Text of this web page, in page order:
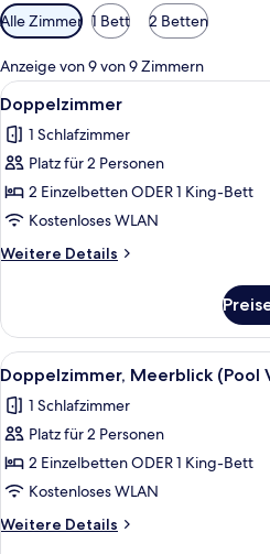
Verfügbare
Filter
für
Zimmer
Alle Zimmer 1 Bett 2 Betten
Anzeige von 9 von 9 Zimmern
Alle
Fotos
für
Doppelzimmer
anzeigen
5
Doppelzimmer
1 Schlafzimmer
Platz für 2 Personen
2 Einzelbetten ODER 1 King-Bett
Kostenloses WLAN
Weitere Details
Weitere
Alle
Fotos
für
Doppelzimmer,
Meerblick
(Pool
View)
anzeigen
5
Doppelzimmer, Meerblick (Pool
1 Schlafzimmer
Platz für 2 Personen
2 Einzelbetten ODER 1 King-Bett
Kostenloses WLAN
Weitere Details
Weitere